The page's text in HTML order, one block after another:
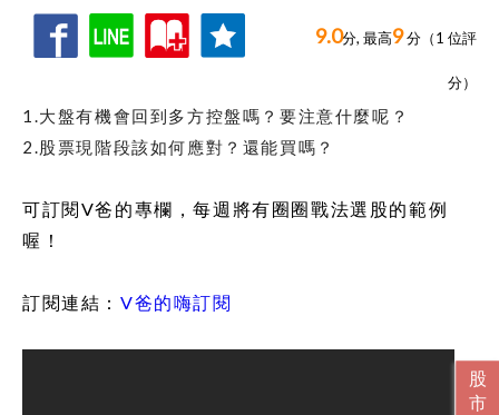
收 追 9.0分, 最高9分（1 位評
分）
1.大盤有機會回到多方控盤嗎？要注意什麼呢？
2.股票現階段該如何應對？還能買嗎？
可訂閱V爸的專欄，每週將有圈圈戰法選股的範例
喔！
訂閱連結： V爸的嗨訂閱